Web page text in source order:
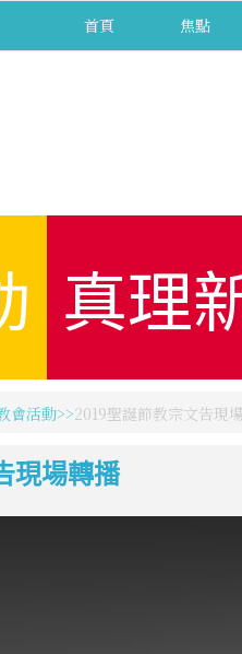
首頁 焦點
真理
會活動 2019聖誕節教宗文告現
現場轉播